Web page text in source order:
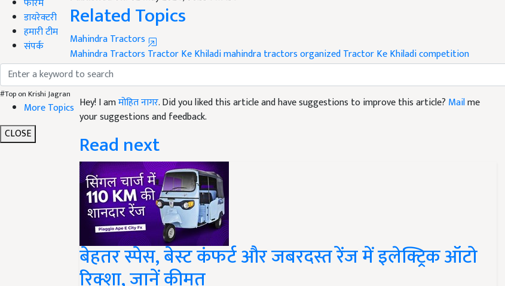
डायरेक्टरी
हमारी टीम
संपर्क
#Top on Krishi Jagran
More Topics
CLOSE
Mahindra Tractors
Mahindra Tractors Tractor Ke Khiladi
Like this article?
Hey! I amमोहित नागर. Did you liked this article and have suggestions to improve this article?Mailme
your suggestions and feedback.
Read next
बेहतर स्पेस, बेस्ट कंफर्ट और जबरदस्त रेंज में इलेक्ट्रिक ऑटो
रिक्शा, जानें कीमत